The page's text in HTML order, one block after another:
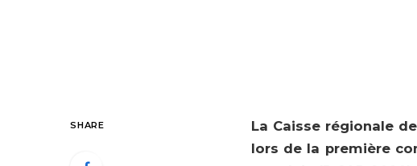
SHARE
La Caisse régionale
lors de la première